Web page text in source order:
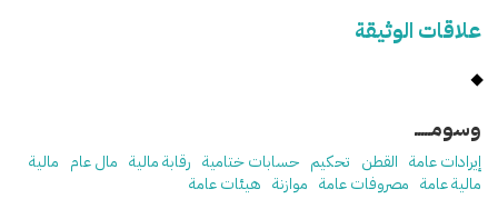
علاقات الوثيقة
وسومـــــ
إيرادات عامة القطن تحكيم حسابات ختامية رقابة مالية مال عام مالية
مالية عامة مصروفات عامة موازنة هيئات عامة